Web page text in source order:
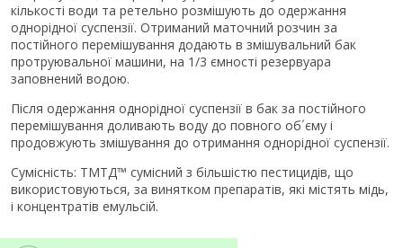
кількості води та ретельно розмішують до одержання
однорідної суспензії. Отриманий маточний розчин за
постійного перемішування додають в змішувальний бак
протруювальної машини, на 1/3 ємності резервуара
заповнений водою.
Після одержання однорідної суспензії в бак за постійного
перемішування доливають воду до повного об´єму і
продовжують змішування до отримання однорідної суспензії.
Сумісність: ТМТД™ сумісний з більшістю пестицидів, що
використовуються, за винятком препаратів, які містять мідь,
і концентратів емульсій.